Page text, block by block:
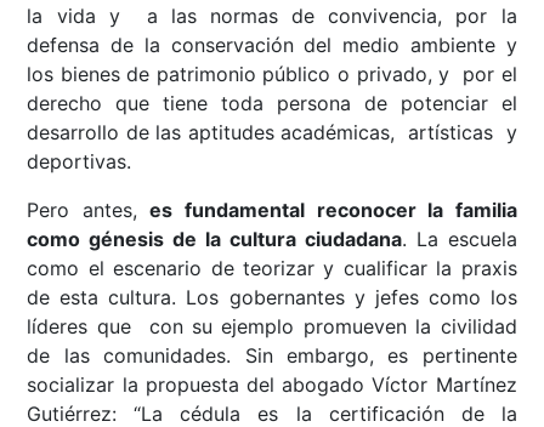
la vida y a las normas de convivencia, por la
defensa de la conservación del medio ambiente y
los bienes de patrimonio público o privado, y por el
derecho que tiene toda persona de potenciar el
desarrollo de las aptitudes académicas, artísticas y
deportivas.
Pero antes,es fundamental reconocer la familia
como génesis de la cultura ciudadana. La escuela
como el escenario de teorizar y cualificar la praxis
de esta cultura. Los gobernantes y jefes como los
líderes que con su ejemplo promueven la civilidad
de las comunidades. Sin embargo, es pertinente
socializar la propuesta del abogado Víctor Martínez
Gutiérrez: “La cédula es la certificación de la